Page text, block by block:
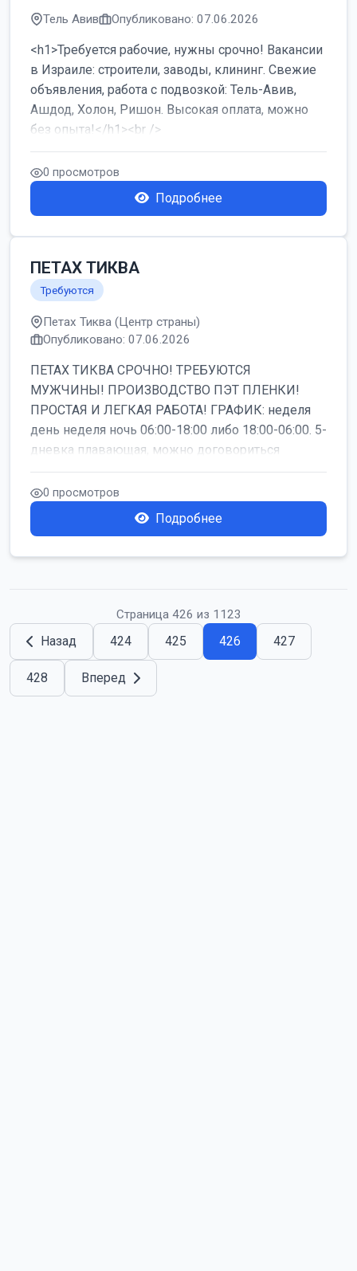
Тель Авив Опубликовано: 07.06.2026
<h1>Требуется рабочие, нужны срочно! Вакансии
в Израиле: строители, заводы, клининг. Свежие
объявления, работа с подвозкой: Тель-Авив,
Ашдод, Холон, Ришон. Высокая оплата, можно
без опыта!</h1><br />
...
0 просмотров
Подробнее
ПЕТАХ ТИКВА
Требуются
Петах Тиква (Центр страны)
Опубликовано: 07.06.2026
ПЕТАХ ТИКВА СРОЧНО! ТРЕБУЮТСЯ
МУЖЧИНЫ! ПРОИЗВОДСТВО ПЭТ ПЛЕНКИ!
ПРОСТАЯ И ЛЕГКАЯ РАБОТА! ГРАФИК: неделя
день неделя ночь 06:00-18:00 либо 18:00-06:00. 5-
дневка плавающая, можно договориться
работать б...
0 просмотров
Подробнее
Страница 426 из 1123
Назад 424 425 426 427
428 Вперед